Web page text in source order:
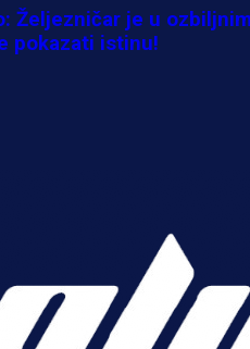
Željezničar je u
pokazati istinu!